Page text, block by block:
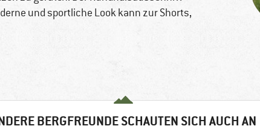
und sportliche Look kann zur Shorts,
BERGFREUNDE SCHAUTEN SICH AUCH AN